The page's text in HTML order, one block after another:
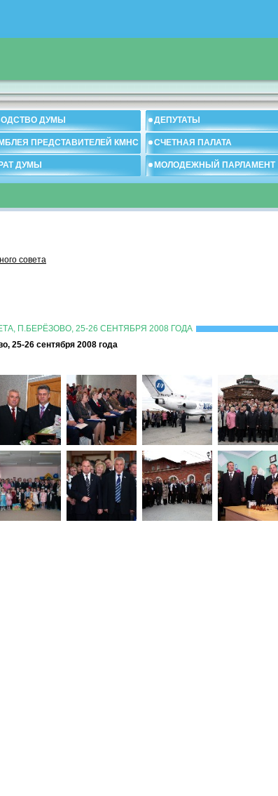
ДУМЫ ДЕПУТАТЫ
ПРЕДСТАВИТЕЛЕЙ КМНС СЧЕТНАЯ ПАЛАТА
ДУМЫ МОЛОДЕЖНЫЙ ПАРЛАМЕНТ
совета
П.БЕРЁЗОВО, 25-26 СЕНТЯБРЯ 2008 ГОДА
25-26 сентября 2008 года